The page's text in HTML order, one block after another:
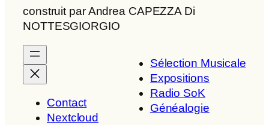
construit par Andrea CAPEZZA Di
NOTTESGIORGIO
Contact
Nextcloud
Sélection Musicale
Expositions
Radio SoK
Généalogie